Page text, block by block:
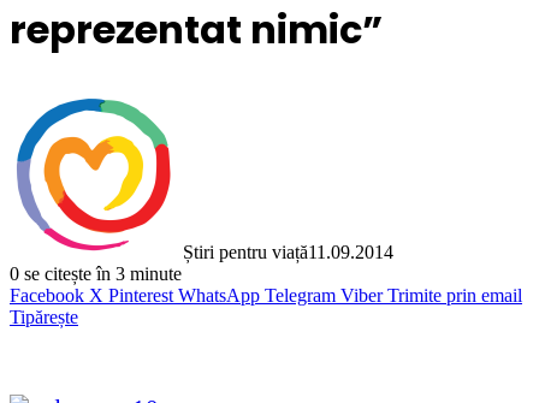
reprezentat nimic”
Știri pentru viață11.09.2014
0 se citește în 3 minute
Facebook X Pinterest WhatsApp Telegram Viber Trimite prin email
Tipărește